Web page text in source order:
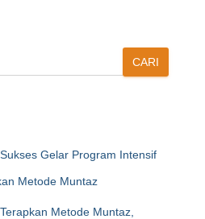
CARI
Gelar Program Intensif
Metode Muntaz
Metode Muntaz,